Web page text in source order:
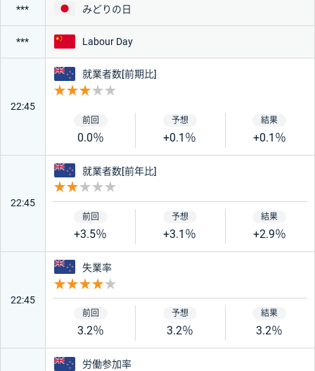
*** 日本
みどりの日
*** 中国
Labour Day
22:45
ニュージーランド
就業者数[前期比]
0.0％ +0.1％ +0.1％
22:45
ニュージーランド
就業者数[前年比]
+3.5％ +3.1％ +2.9％
22:45
ニュージーランド
失業率
3.2％ 3.2％ 3.2％
ニュージーランド
労働参加率